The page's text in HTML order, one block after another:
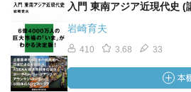
入門 東南アジア近現代史 (
岩崎育夫
410 3.68 33